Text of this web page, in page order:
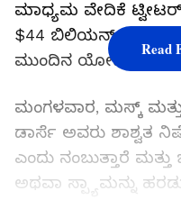
ಮಾಧ್ಯಮ ವೇದಿಕೆ ಟ್ವೀಟರ್
$44 ಬಿಲಿಯನ್
ಮುಂದಿನ ಯೋಜನೆಗಳು
ಮಂಗಳವಾರ, ಮಸ್ಕ್
ಡಾರ್ಸೆ ಅವರು ಶಾಶ್ವತ
ಎಂದು ನಂಬುತ್ತಾರೆ
ಅಥವಾ ಸ್ಪ್ಯಾಮನ್ನು
Read